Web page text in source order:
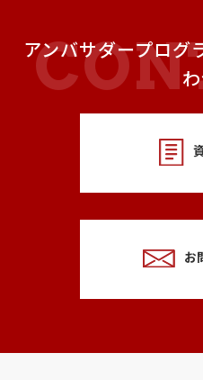
アンバサダープログ
お